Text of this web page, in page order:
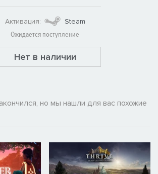
Активация:
Steam
Ожидается поступление
Нет в наличии
но мы нашли для вас похожие